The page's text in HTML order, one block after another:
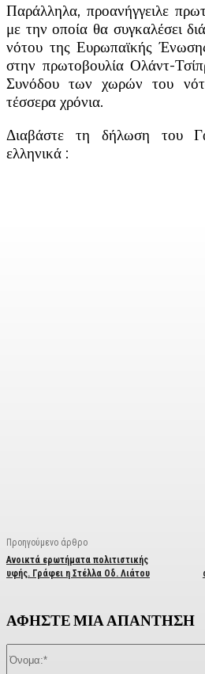
Παράλληλα, προανήγγειλε
με την οποία θα συγκαλέσει
νότου της Ευρωπαϊκής
στην πρωτοβουλία Ολάντ-
Συνόδου των χωρών του
τέσσερα χρόνια.
Διαβάστε τη δήλωση του
ελληνικά :
Προηγούμενο άρθρο
Ανοικτά ερωτήματα πολιτιστικής
υφής. Γράφει η Στέλλα Οδ. Λιάτου
ΑΦΗΣΤΕ ΜΙΑ ΑΠΑΝΤΗΣΗ